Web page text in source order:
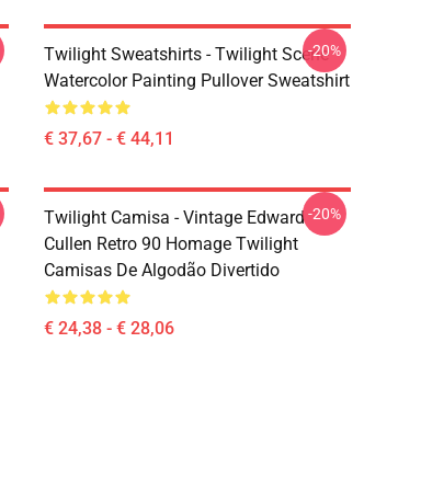
Twilight Sweatshirts - Twilight Scene
Watercolor Painting Pullover Sweatshirt
€ 37,67 - € 44,11
-20%
Twilight Camisa - Vintage Edward
Cullen Retro 90 Homage Twilight
Camisas De Algodão Divertido
€ 24,38 - € 28,06
-20%